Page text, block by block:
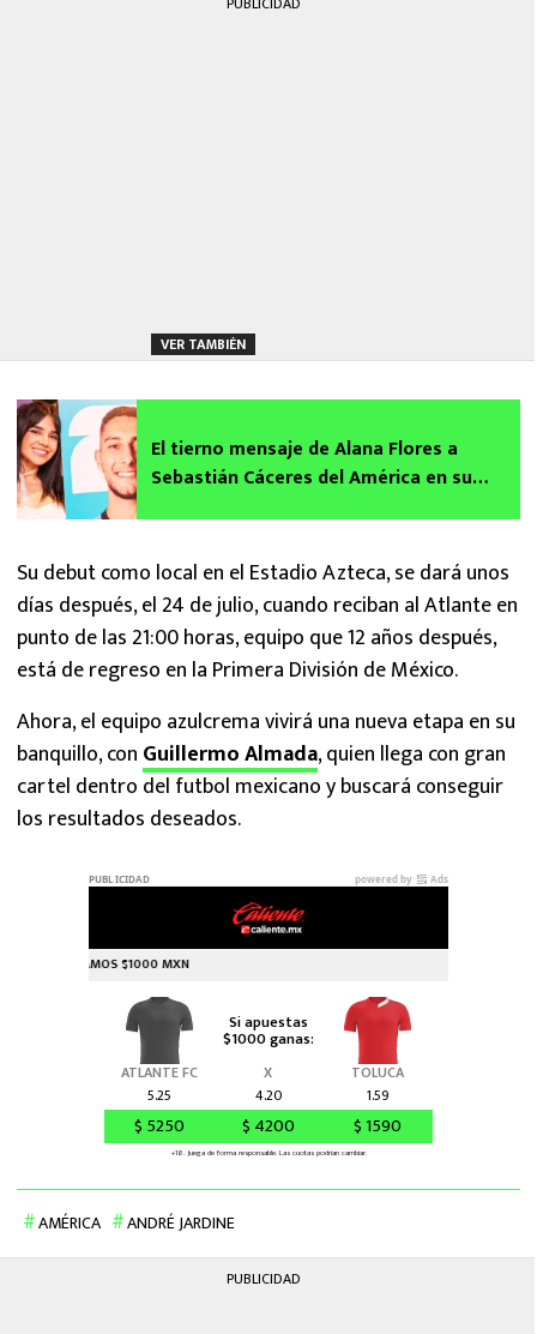
VER TAMBIÉN
El tierno mensaje de Alana Flores a
Sebastián Cáceres del América en su
Su debut como local en el Estadio Azteca, se dará unos
días después, el 24 de julio, cuando reciban al Atlante en
punto de las 21:00 horas, equipo que 12 años después,
está de regreso en la Primera División de México.
Ahora, el equipo azulcrema vivirá una nueva etapa en su
banquillo, con Guillermo Almada, quien llega con gran
cartel dentro del futbol mexicano y buscará conseguir
los resultados deseados.
AMÉRICA ANDRÉ JARDINE
PUBLICIDAD